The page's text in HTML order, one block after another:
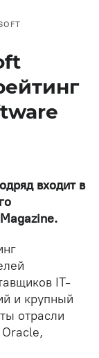
входит в
IT-
и крупный
отрасли